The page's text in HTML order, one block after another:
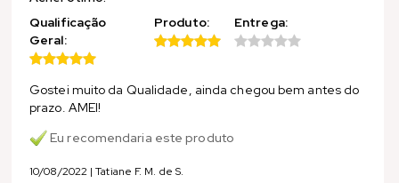
Qualificação
Geral:
Produto: Entrega:
Gostei muito da Qualidade, ainda chegou bem antes do
prazo. AMEI!
Eu recomendaria este produto
10/08/2022 | Tatiane F. M. de S.